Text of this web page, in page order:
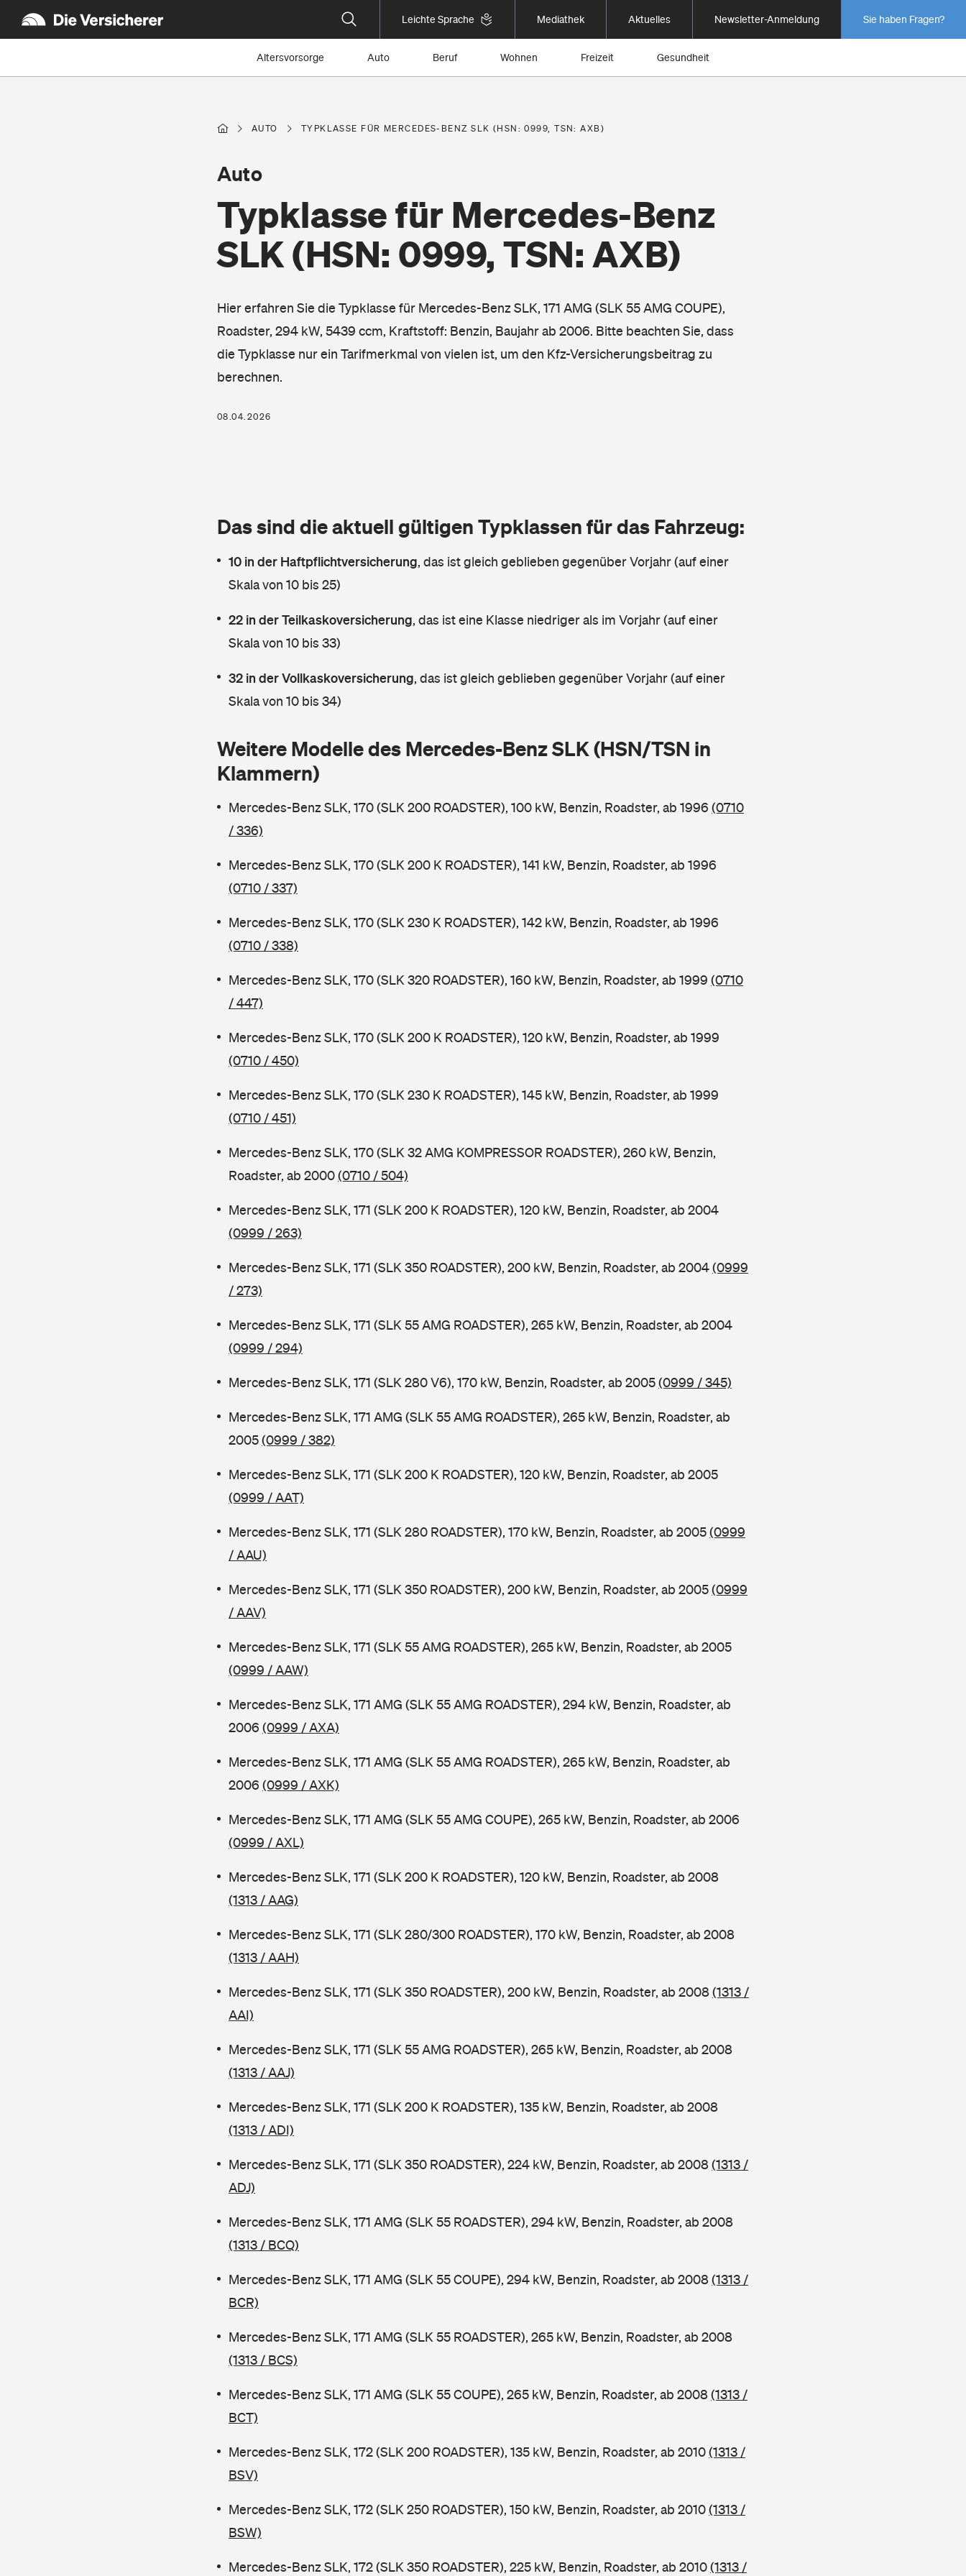
Leichte Sprache Mediathek Aktuelles Newsletter-Anmeldung Sie haben Fragen?
Altersvorsorge Auto Beruf Wohnen Freizeit Gesundheit
AUTO TYPKLASSE FÜR MERCEDES-BENZ SLK (HSN: 0999, TSN: AXB)
Typklasse für Mercedes-Benz
SLK(HSN: 0999, TSN: AXB)
Auto
Hier erfahren Sie die Typklasse für Mercedes-Benz SLK, 171 AMG (SLK 55 AMG COUPE),
Roadster, 294 kW, 5439 ccm, Kraftstoff: Benzin, Baujahr ab 2006. Bitte beachten Sie, dass
die Typklasse nur ein Tarifmerkmal von vielen ist, um den Kfz-Versicherungsbeitrag zu
berechnen.
08.04.2026
Das sind die aktuell gültigen Typklassen für das Fahrzeug:
10 in der Haftpflichtversicherung, das ist gleich geblieben gegenüber Vorjahr (auf einer
Skala von 10 bis 25)
22 in der Teilkaskoversicherung, das ist eine Klasse niedriger als im Vorjahr (auf einer
Skala von 10 bis 33)
32 in der Vollkaskoversicherung, das ist gleich geblieben gegenüber Vorjahr (auf einer
Skala von 10 bis 34)
Weitere Modelle des Mercedes-Benz SLK (HSN/TSN in
Klammern)
Mercedes-Benz SLK, 170 (SLK 200 ROADSTER), 100 kW, Benzin, Roadster, ab 1996 (0710
/ 336)
Mercedes-Benz SLK, 170 (SLK 200 K ROADSTER), 141 kW, Benzin, Roadster, ab 1996
(0710 / 337)
Mercedes-Benz SLK, 170 (SLK 230 K ROADSTER), 142 kW, Benzin, Roadster, ab 1996
(0710 / 338)
Mercedes-Benz SLK, 170 (SLK 320 ROADSTER), 160 kW, Benzin, Roadster, ab 1999 (0710
/ 447)
Mercedes-Benz SLK, 170 (SLK 200 K ROADSTER), 120 kW, Benzin, Roadster, ab 1999
(0710 / 450)
Mercedes-Benz SLK, 170 (SLK 230 K ROADSTER), 145 kW, Benzin, Roadster, ab 1999
(0710 / 451)
Mercedes-Benz SLK, 170 (SLK 32 AMG KOMPRESSOR ROADSTER), 260 kW, Benzin,
Roadster, ab 2000(0710 / 504)
Mercedes-Benz SLK, 171 (SLK 200 K ROADSTER), 120 kW, Benzin, Roadster, ab 2004
(0999 / 263)
Mercedes-Benz SLK, 171 (SLK 350 ROADSTER), 200 kW, Benzin, Roadster, ab 2004(0999
/ 273)
Mercedes-Benz SLK, 171 (SLK 55 AMG ROADSTER), 265 kW, Benzin, Roadster, ab 2004
(0999 / 294)
Mercedes-Benz SLK, 171 (SLK 280 V6), 170 kW, Benzin, Roadster, ab 2005(0999 / 345)
Mercedes-Benz SLK, 171 AMG (SLK 55 AMG ROADSTER), 265 kW, Benzin, Roadster, ab
2005(0999 / 382)
Mercedes-Benz SLK, 171 (SLK 200 K ROADSTER), 120 kW, Benzin, Roadster, ab 2005
(0999 / AAT)
Mercedes-Benz SLK, 171 (SLK 280 ROADSTER), 170 kW, Benzin, Roadster, ab 2005(0999
/ AAU)
Mercedes-Benz SLK, 171 (SLK 350 ROADSTER), 200 kW, Benzin, Roadster, ab 2005(0999
/ AAV)
Mercedes-Benz SLK, 171 (SLK 55 AMG ROADSTER), 265 kW, Benzin, Roadster, ab 2005
(0999 / AAW)
Mercedes-Benz SLK, 171 AMG (SLK 55 AMG ROADSTER), 294 kW, Benzin, Roadster, ab
2006 (0999 / AXA)
Mercedes-Benz SLK, 171 AMG (SLK 55 AMG ROADSTER), 265 kW, Benzin, Roadster, ab
2006 (0999 / AXK)
Mercedes-Benz SLK, 171 AMG (SLK 55 AMG COUPE), 265 kW, Benzin, Roadster, ab 2006
(0999 / AXL)
Mercedes-Benz SLK, 171 (SLK 200 K ROADSTER), 120 kW, Benzin, Roadster, ab 2008
(1313 / AAG)
Mercedes-Benz SLK, 171 (SLK 280/300 ROADSTER), 170 kW, Benzin, Roadster, ab 2008
(1313 / AAH)
Mercedes-Benz SLK, 171 (SLK 350 ROADSTER), 200 kW, Benzin, Roadster, ab 2008(1313 /
AAI)
Mercedes-Benz SLK, 171 (SLK 55 AMG ROADSTER), 265 kW, Benzin, Roadster, ab 2008
(1313 / AAJ)
Mercedes-Benz SLK, 171 (SLK 200 K ROADSTER), 135 kW, Benzin, Roadster, ab 2008
(1313 / ADI)
Mercedes-Benz SLK, 171 (SLK 350 ROADSTER), 224 kW, Benzin, Roadster, ab 2008(1313 /
ADJ)
Mercedes-Benz SLK, 171 AMG (SLK 55 ROADSTER), 294 kW, Benzin, Roadster, ab 2008
(1313 / BCQ)
Mercedes-Benz SLK, 171 AMG (SLK 55 COUPE), 294 kW, Benzin, Roadster, ab 2008(1313 /
BCR)
Mercedes-Benz SLK, 171 AMG (SLK 55 ROADSTER), 265 kW, Benzin, Roadster, ab 2008
(1313 / BCS)
Mercedes-Benz SLK, 171 AMG (SLK 55 COUPE), 265 kW, Benzin, Roadster, ab 2008(1313 /
BCT)
Mercedes-Benz SLK, 172 (SLK 200 ROADSTER), 135 kW, Benzin, Roadster, ab 2010(1313 /
BSV)
Mercedes-Benz SLK, 172 (SLK 250 ROADSTER), 150 kW, Benzin, Roadster, ab 2010(1313 /
BSW)
Mercedes-Benz SLK, 172 (SLK 350 ROADSTER), 225 kW, Benzin, Roadster, ab 2010(1313 /